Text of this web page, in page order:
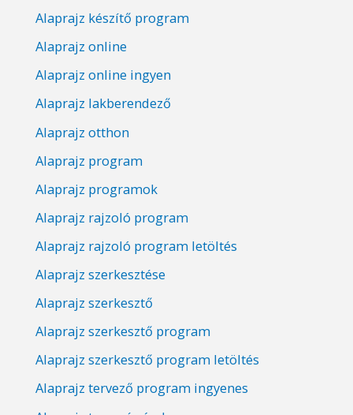
Alaprajz készítő program
Alaprajz online
Alaprajz online ingyen
Alaprajz lakberendező
Alaprajz otthon
Alaprajz program
Alaprajz programok
Alaprajz rajzoló program
Alaprajz rajzoló program letöltés
Alaprajz szerkesztése
Alaprajz szerkesztő
Alaprajz szerkesztő program
Alaprajz szerkesztő program letöltés
Alaprajz tervező program ingyenes